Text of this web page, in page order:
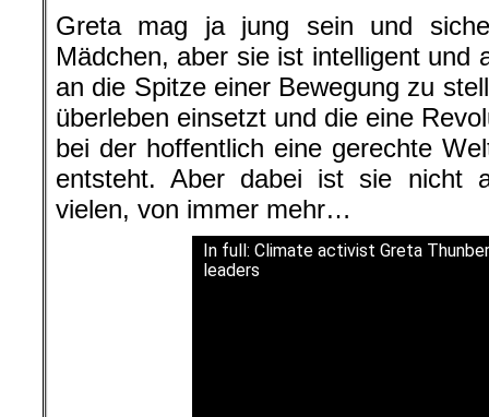
Greta mag ja jung sein und
Mädchen, aber sie ist intelligent und
an die Spitze einer Bewegung zu
überleben einsetzt und die eine
bei der hoffentlich eine gerechte
entsteht. Aber dabei ist sie nicht
vielen, von immer mehr…
In full: Climate activist Greta
leaders